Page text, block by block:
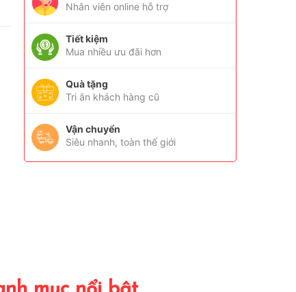
Nhân viên online hỗ trợ
Tiết kiệm
Mua nhiều ưu đãi hơn
Quà tặng
Tri ân khách hàng cũ
Vận chuyển
Siêu nhanh, toàn thế giới